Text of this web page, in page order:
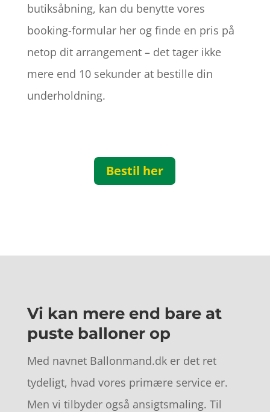
butiksåbning, kan du benytte vores
booking-formular her og finde en pris på
netop dit arrangement – det tager ikke
mere end 10 sekunder at bestille din
underholdning.
Bestil her
Vi kan mere end bare at
puste balloner op
Med navnet Ballonmand.dk er det ret
tydeligt, hvad vores primære service er.
Men vi tilbyder også ansigtsmaling. Til